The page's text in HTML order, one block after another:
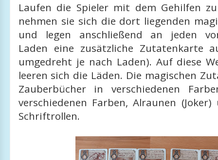
Laufen die Spieler mit dem Gehilfen
nehmen sie sich die dort liegenden
und legen anschließend an jeden
Laden eine zusätzliche Zutatenkarte
umgedreht je nach Laden). Auf diese
leeren sich die Läden. Die magischen
Zauberbücher in verschiedenen
verschiedenen Farben, Alraunen
Schriftrollen.